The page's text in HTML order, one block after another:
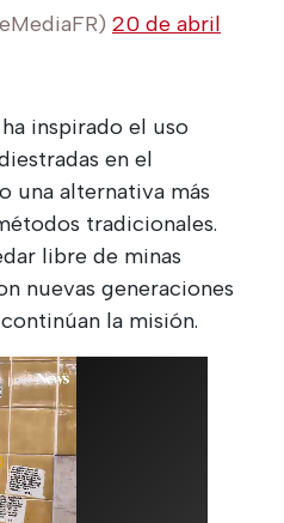
20 de abril
inspirado el uso
en el
una alternativa más
tradicionales.
libre de minas
nuevas generaciones
la misión.